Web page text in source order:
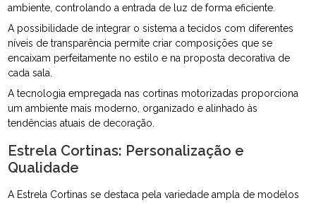
ambiente, controlando a entrada de luz de forma eficiente.
A possibilidade de integrar o sistema a tecidos com diferentes
níveis de transparência permite criar composições que se
encaixam perfeitamente no estilo e na proposta decorativa de
cada sala.
A tecnologia empregada nas cortinas motorizadas proporciona
um ambiente mais moderno, organizado e alinhado às
tendências atuais de decoração.
Estrela Cortinas: Personalização e
Qualidade
A Estrela Cortinas se destaca pela variedade ampla de modelos